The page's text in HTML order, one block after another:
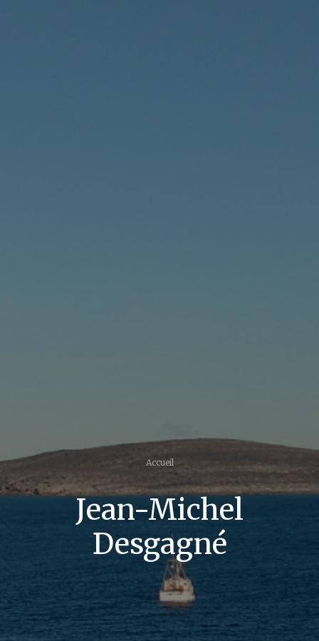
Accueil
Jean-Michel
Desgagné